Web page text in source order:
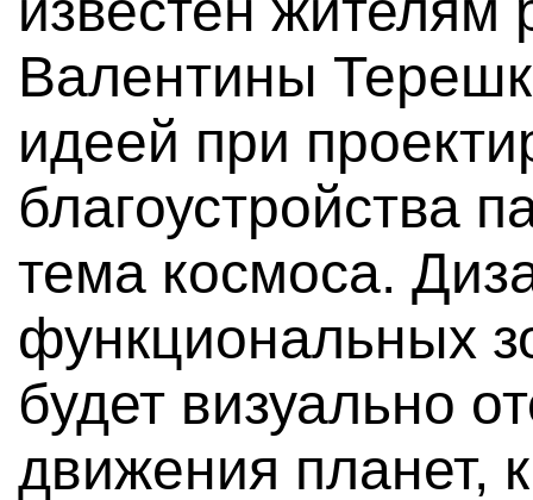
Валентины
идеей при
благоустройства
тема космоса.
функциональных
будет визуально
движения планет,